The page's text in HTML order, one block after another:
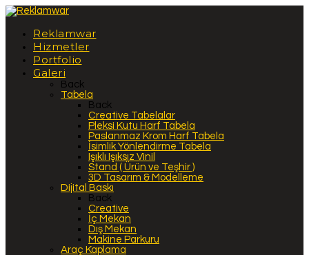
Reklamwar
Hizmetler
Portfolio
Galeri
Back
Tabela
Back
Creative Tabelalar
Pleksi Kutu Harf Tabela
Paslanmaz Krom Harf Tabela
İsimlik Yönlendirme Tabela
Işıklı Işıksız Vinil
Stand ( Ürün ve Teşhir )
3D Tasarım & Modelleme
Dijital Baskı
Back
Creative
İç Mekan
Dış Mekan
Makine Parkuru
Araç Kaplama